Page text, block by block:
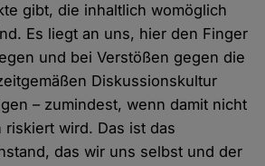
gibt, die inhaltlich womöglich
Es liegt an uns, hier den Finger
und bei Verstößen gegen die
Diskussionskultur
– zumindest, wenn damit nicht
riskiert wird. Das ist das
das wir uns selbst und der